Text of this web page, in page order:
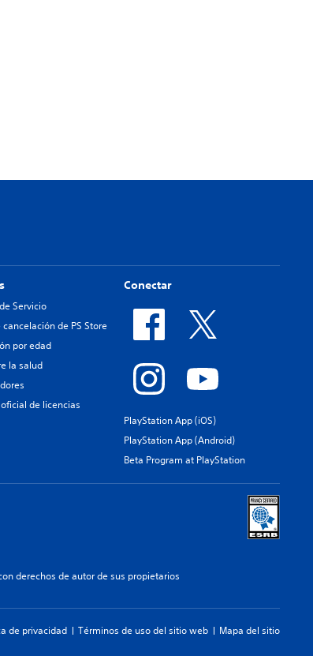
Servicio
cancelación de PS Store
por edad
la salud
de licencias
Conectar
PlayStation App (iOS)
PlayStation App (Android)
Beta Program at PlayStation
derechos de autor de sus propietarios
de privacidad Términos de uso del sitio web Mapa del sitio